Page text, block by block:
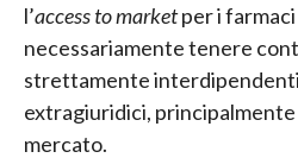
l’access to marketper i
necessariamente tenere
strettamente
extragiuridici,
mercato.